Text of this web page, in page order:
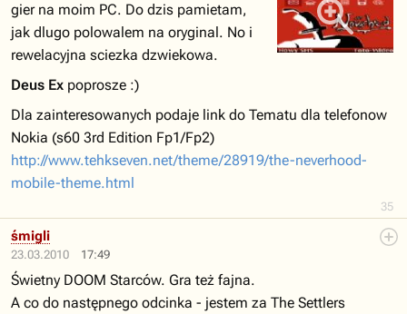
35
gier na moim PC. Do dzis pamietam,
jak dlugo polowalem na oryginal. No i
rewelacyjna sciezka dzwiekowa.
Deus Ex poprosze :)
Dla zainteresowanych podaje link do Tematu dla telefonow
Nokia (s60 3rd Edition Fp1/Fp2)
http://www.tehkseven.net/theme/28919/the-neverhood-
mobile-theme.html
23.03.2010 17:49
śmigli
Świetny DOOM Starców. Gra też fajna.
A co do następnego odcinka - jestem za The Settlers